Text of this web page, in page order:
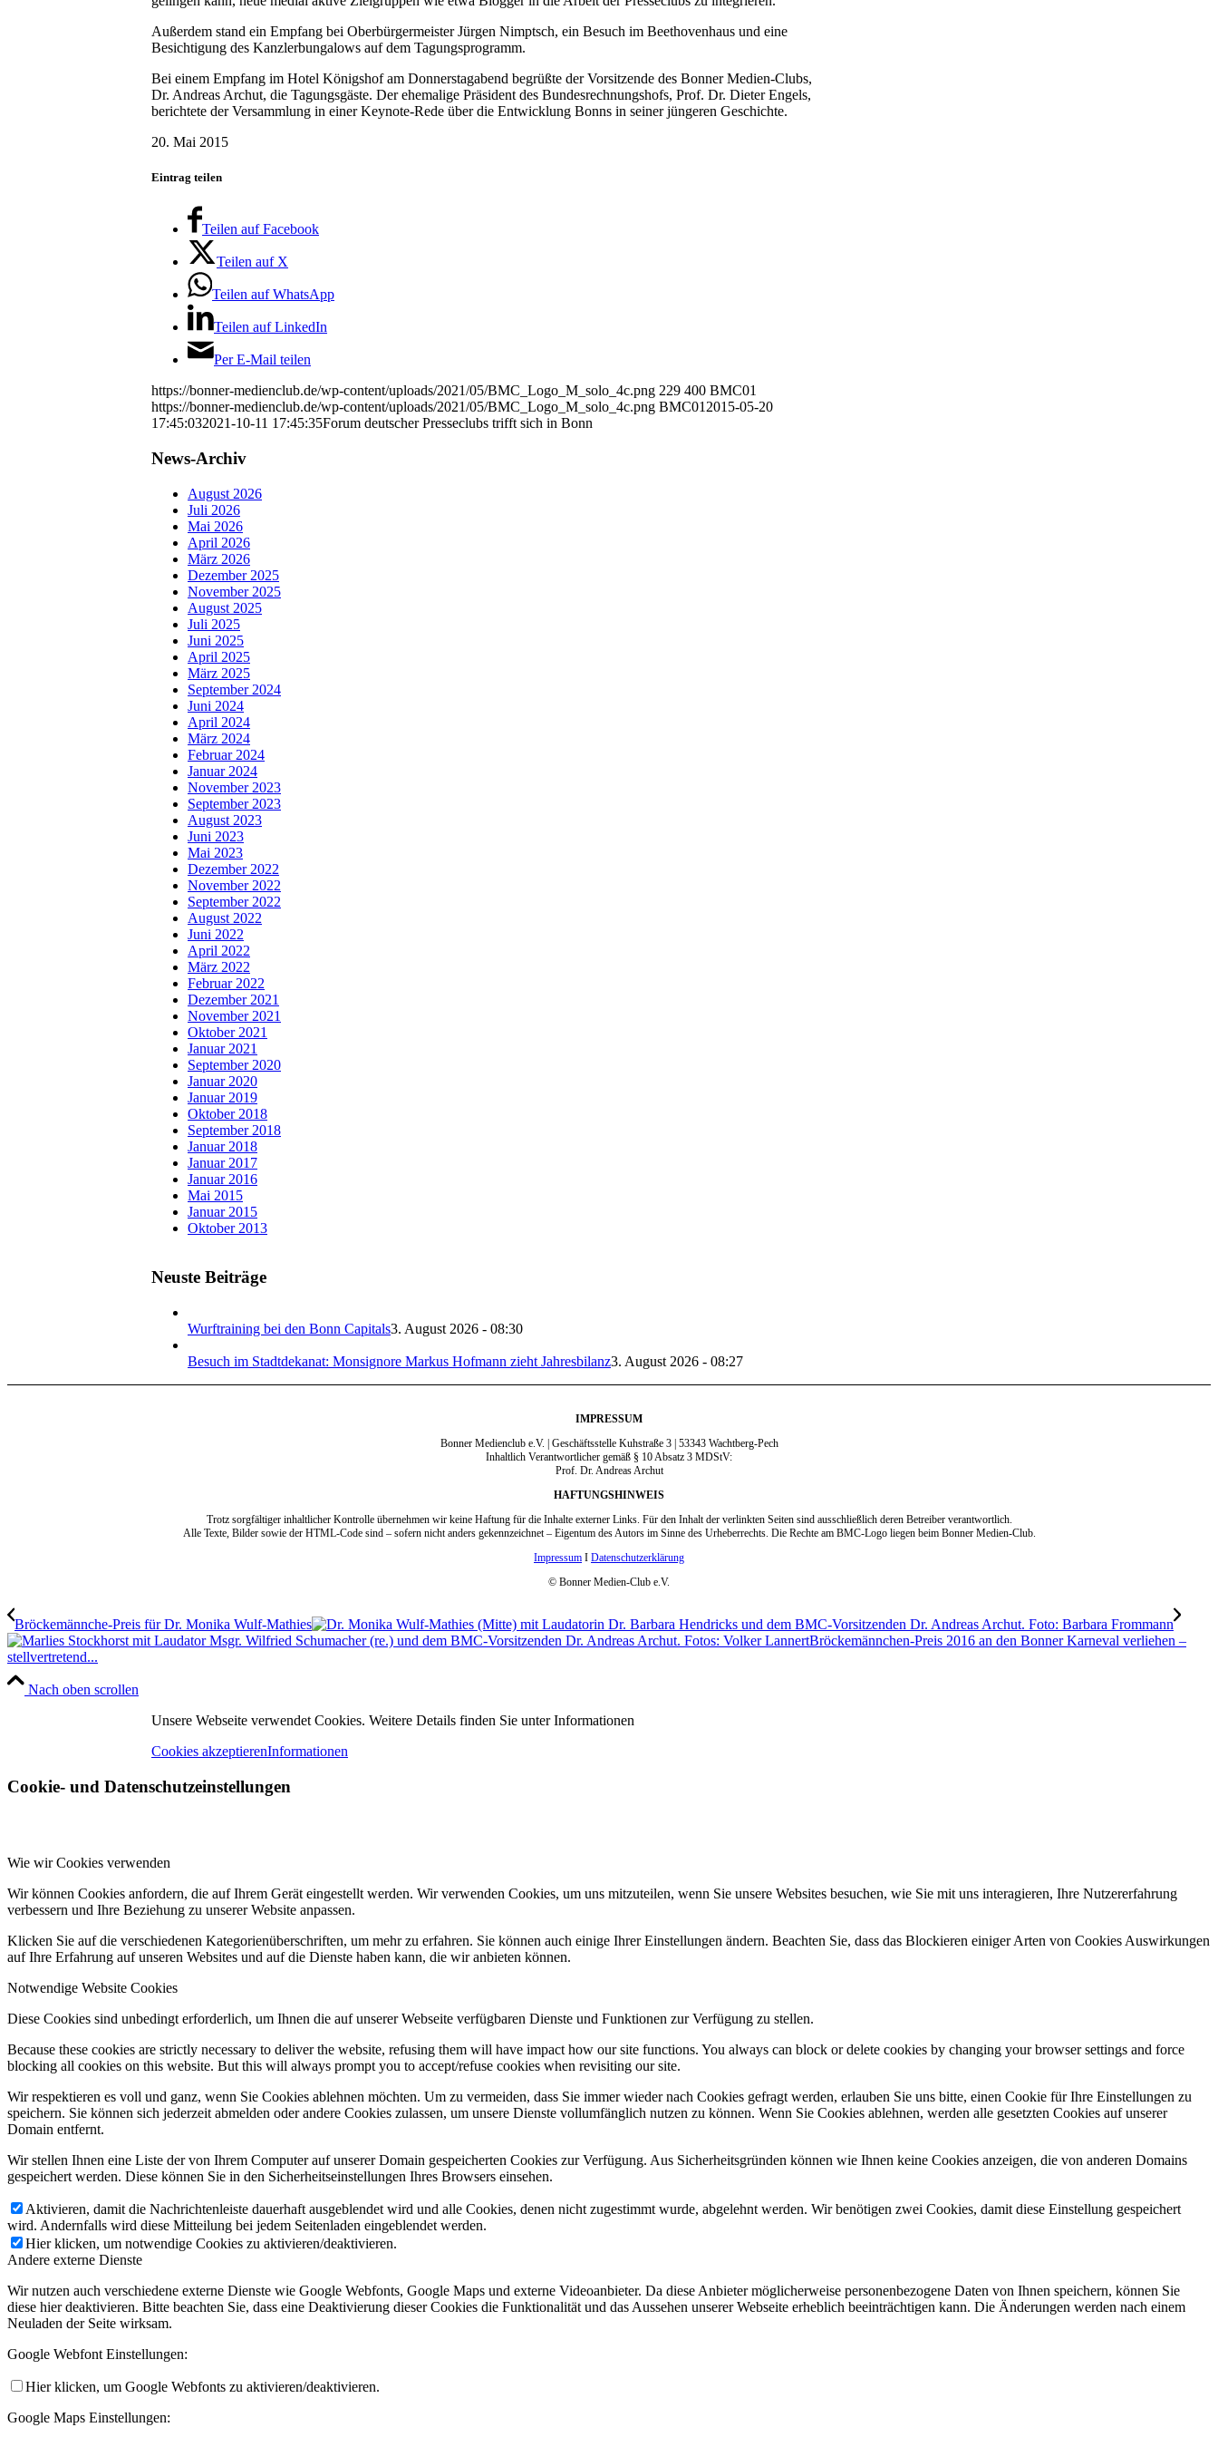
Außerdem stand ein Empfang bei Oberbürgermeister Jürgen Nimptsch, ein Besuch im Beethovenhaus und eine
Besichtigung des Kanzlerbungalows auf dem Tagungsprogramm.
Bei einem Empfang im Hotel Königshof am Donnerstagabend begrüßte der Vorsitzende des Bonner Medien-Clubs,
Dr. Andreas Archut, die Tagungsgäste. Der ehemalige Präsident des Bundesrechnungshofs, Prof. Dr. Dieter Engels,
berichtete der Versammlung in einer Keynote-Rede über die Entwicklung Bonns in seiner jüngeren Geschichte.
20. Mai 2015
Eintrag teilen
Teilen auf Facebook
Teilen auf X
Teilen auf WhatsApp
Teilen auf LinkedIn
Per E-Mail teilen
https://bonner-medienclub.de/wp-content/uploads/2021/05/BMC_Logo_M_solo_4c.png 229 400 BMC01
https://bonner-medienclub.de/wp-content/uploads/2021/05/BMC_Logo_M_solo_4c.png BMC01 2015-05-20
17:45:032021-10-11 17:45:35Forum deutscher Presseclubs trifft sich in Bonn
News-Archiv
August 2026
Juli 2026
Mai 2026
April 2026
März 2026
Dezember 2025
November 2025
August 2025
Juli 2025
Juni 2025
April 2025
März 2025
September 2024
Juni 2024
April 2024
März 2024
Februar 2024
Januar 2024
November 2023
September 2023
August 2023
Juni 2023
Mai 2023
Dezember 2022
November 2022
September 2022
August 2022
Juni 2022
April 2022
März 2022
Februar 2022
Dezember 2021
November 2021
Oktober 2021
Januar 2021
September 2020
Januar 2020
Januar 2019
Oktober 2018
September 2018
Januar 2018
Januar 2017
Januar 2016
Mai 2015
Januar 2015
Oktober 2013
Neuste Beiträge
Wurftraining bei den Bonn Capitals3. August 2026 - 08:30
Besuch im Stadtdekanat: Monsignore Markus Hofmann zieht Jahresbilanz3. August 2026 - 08:27
IMPRESSUM
Bonner Medienclub e.V. | Geschäftsstelle Kuhstraße 3 | 53343 Wachtberg-Pech
Inhaltlich Verantwortlicher gemäß § 10 Absatz 3 MDStV:
Prof. Dr. Andreas Archut
HAFTUNGSHINWEIS
Trotz sorgfältiger inhaltlicher Kontrolle übernehmen wir keine Haftung für die Inhalte externer Links. Für den Inhalt der verlinkten Seiten sind ausschließlich deren Betreiber verantwortlich.
Alle Texte, Bilder sowie der HTML-Code sind – sofern nicht anders gekennzeichnet – Eigentum des Autors im Sinne des Urheberrechts. Die Rechte am BMC-Logo liegen beim Bonner Medien-Club.
Impressum I Datenschutzerklärung
© Bonner Medien-Club e.V.
Bröckemännche-Preis für Dr. Monika Wulf-Mathies
Bröckemännchen-Preis 2016 an den Bonner Karneval verliehen –
stellvertretend...
Nach oben scrollen
Unsere Webseite verwendet Cookies. Weitere Details finden Sie unter Informationen
Cookies akzeptierenInformationen
Cookie- und Datenschutzeinstellungen
Wie wir Cookies verwenden
Wir können Cookies anfordern, die auf Ihrem Gerät eingestellt werden. Wir verwenden Cookies, um uns mitzuteilen, wenn Sie unsere Websites besuchen, wie Sie mit uns interagieren, Ihre Nutzererfahrung
verbessern und Ihre Beziehung zu unserer Website anpassen.
Klicken Sie auf die verschiedenen Kategorienüberschriften, um mehr zu erfahren. Sie können auch einige Ihrer Einstellungen ändern. Beachten Sie, dass das Blockieren einiger Arten von Cookies Auswirkungen
auf Ihre Erfahrung auf unseren Websites und auf die Dienste haben kann, die wir anbieten können.
Notwendige Website Cookies
Diese Cookies sind unbedingt erforderlich, um Ihnen die auf unserer Webseite verfügbaren Dienste und Funktionen zur Verfügung zu stellen.
Because these cookies are strictly necessary to deliver the website, refusing them will have impact how our site functions. You always can block or delete cookies by changing your browser settings and force
blocking all cookies on this website. But this will always prompt you to accept/refuse cookies when revisiting our site.
Wir respektieren es voll und ganz, wenn Sie Cookies ablehnen möchten. Um zu vermeiden, dass Sie immer wieder nach Cookies gefragt werden, erlauben Sie uns bitte, einen Cookie für Ihre Einstellungen zu
speichern. Sie können sich jederzeit abmelden oder andere Cookies zulassen, um unsere Dienste vollumfänglich nutzen zu können. Wenn Sie Cookies ablehnen, werden alle gesetzten Cookies auf unserer
Domain entfernt.
Wir stellen Ihnen eine Liste der von Ihrem Computer auf unserer Domain gespeicherten Cookies zur Verfügung. Aus Sicherheitsgründen können wie Ihnen keine Cookies anzeigen, die von anderen Domains
gespeichert werden. Diese können Sie in den Sicherheitseinstellungen Ihres Browsers einsehen.
Aktivieren, damit die Nachrichtenleiste dauerhaft ausgeblendet wird und alle Cookies, denen nicht zugestimmt wurde, abgelehnt werden. Wir benötigen zwei Cookies, damit diese Einstellung gespeichert
wird. Andernfalls wird diese Mitteilung bei jedem Seitenladen eingeblendet werden.
Hier klicken, um notwendige Cookies zu aktivieren/deaktivieren.
Andere externe Dienste
Wir nutzen auch verschiedene externe Dienste wie Google Webfonts, Google Maps und externe Videoanbieter. Da diese Anbieter möglicherweise personenbezogene Daten von Ihnen speichern, können Sie
diese hier deaktivieren. Bitte beachten Sie, dass eine Deaktivierung dieser Cookies die Funktionalität und das Aussehen unserer Webseite erheblich beeinträchtigen kann. Die Änderungen werden nach einem
Neuladen der Seite wirksam.
Google Webfont Einstellungen:
Hier klicken, um Google Webfonts zu aktivieren/deaktivieren.
Google Maps Einstellungen: